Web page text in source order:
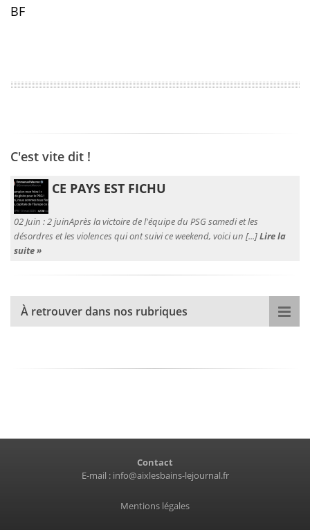
BF
C'est vite dit !
CE PAYS EST FICHU
02 Juin :2 juinAprès la victoire de l'équipe du PSG samedi et les
désordres et les violences qui ont suivi ce weekend, voici un [...]Lire la
suite »
À retrouver dans nos rubriques
Contact
E-mail : info@aixlesbains-lejournal.fr
Mentions légales